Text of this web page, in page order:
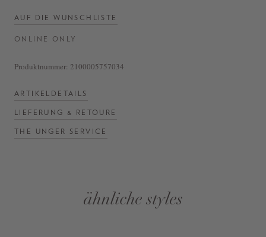
AUF DIE WUNSCHLISTE
ONLINE ONLY
Produktnummer: 2100005757034
ARTIKELDETAILS
LIEFERUNG & RETOURE
THE UNGER SERVICE
ähnliche styles